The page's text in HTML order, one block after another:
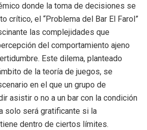
donde la toma de decisiones se
crítico, el “Problema del Bar El Farol”
las complejidades que
del comportamiento ajeno
Este dilema, planteado
de la teoría de juegos, se
en el que un grupo de
asistir o no a un bar con la condición
solo será gratificante si la
dentro de ciertos límites.